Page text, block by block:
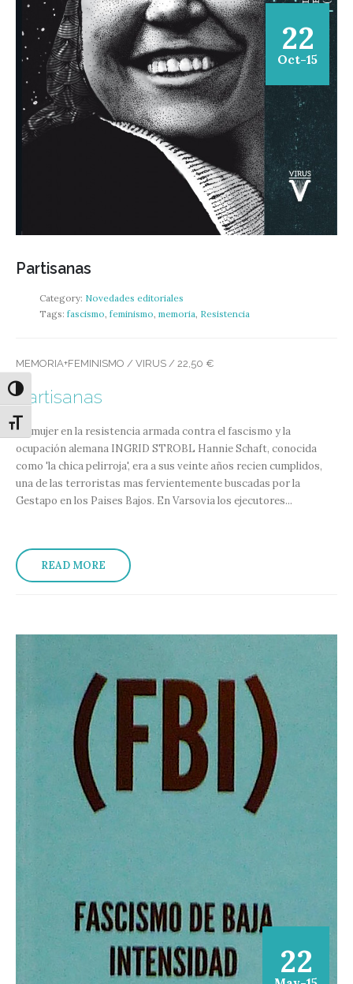
Alternar alto contraste
Alternar tamaño de letra
22
Oct-15
Partisanas
Category: Novedades editoriales
Tags: fascismo feminismo memoria Resistencia
MEMORIA+FEMINISMO / VIRUS / 22,50 €
Partisanas
La mujer en la resistencia armada contra el fascismo y la
ocupación alemana INGRID STROBL Hannie Schaft, conocida
como 'la chica pelirroja', era a sus veinte años recien cumplidos,
una de las terroristas mas fervientemente buscadas por la
Gestapo en los Paises Bajos. En Varsovia los ejecutores...
READ MORE
22